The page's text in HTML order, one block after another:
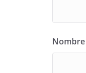
Nombre